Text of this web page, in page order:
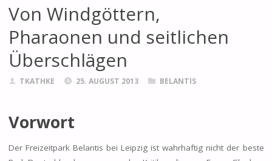
Von Windgöttern,
Pharaonen und seitlichen
Überschlägen
TKATHKE 25. AUGUST 2013 BELANTIS
Vorwort
Der Freizeitpark Belantis bei Leipzig ist wahrhaftig nicht der beste